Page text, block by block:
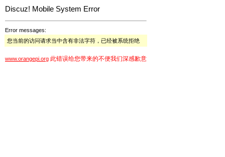
Discuz! Mobile System Error
Error messages:
您当前的访问请求当中含有非法字符，已经被系统拒绝
www.orangepi.org 此错误给您带来的不便我们深感歉意